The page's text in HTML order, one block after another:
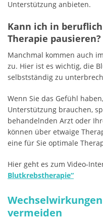
Unterstützung anbieten.
Kann ich in
Therapie pausieren?
Manchmal kommen auch
zu. Hier ist es wichtig, die
selbstständig zu
Wenn Sie das Gefühl
Unterstützung brauchen,
behandelnden Arzt oder
können über etwaige
eine für Sie optimale
Hier geht es zum Video-
Blutkrebstherapie“
vermeiden